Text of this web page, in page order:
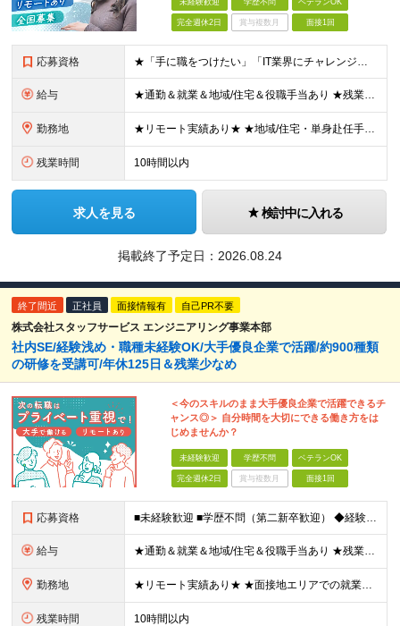
未経験歓迎 学歴不問 ベテランOK
完全週休2日 賞与複数月 面接1回
応募資格 ★「手に職をつけたい」「IT業界にチャレンジしたい」方歓迎！ ■学歴不問 ■IT知識・理系文系不問！未経験・第二新卒OK ★ITサポート・IT事務やエンジニアの経験をお持ちの方は優遇します！ 地方在
給与 ★通勤＆就業＆地域/住宅＆役職手当あり ★残業代は全額支給 ★選べる給与制度あり！ ■東京・神奈川・千葉・埼玉勤務の場合 月給24.5万円～55万円＋諸手当 （残業代は全額支給） (20,000円の
勤務地 ★リモート実績あり★ ★地域/住宅・単身赴任手当などサポートも万全 ★転任費用や寮・社宅制度も完備しています ★勤務地については希望を考慮の上、決定します ★面接地エリアでの就業率92％以上！ 『地
残業時間 10時間以内
求人を見る 検討中に入れる
掲載終了予定日： 2026.08.24
終了間近 正社員 面接情報有 自己PR不要
株式会社スタッフサービス エンジニアリング事業本部
社内SE/経験浅め・職種未経験OK/大手優良企業で活躍/約900種類
の研修を受講可/年休125日＆残業少なめ
＜今のスキルのまま大手優良企業で活躍できるチ
ャンス◎＞ 自分時間を大切にできる働き方をは
じめませんか？
未経験歓迎 学歴不問 ベテランOK
完全週休2日 賞与複数月 面接1回
応募資格 ■未経験歓迎 ■学歴不問（第二新卒歓迎） ◆経験は一切問いません ◆転職回数・ブランク期間も不問 ◆面接というよりは“リラックス面談”です ≪こんな方をお待ちしています≫ ・地道にコツコツ作業が得
給与 ★通勤＆就業＆地域/住宅＆役職手当あり ★残業代は全額支給 ★選べる給与制度あり！ ■東京・神奈川・千葉・埼玉勤務の場合 月給24.5万円～55万円＋諸手当 （残業代は全額支給） (20,000円の
勤務地 ★リモート実績あり★ ★面接地エリアでの就業率92％以上！ 『地元で働きたい』『新天地で挑戦したい』という希望に、業界トップクラス約7,000件の取引事業所数、90,000件以上のプロジェクトから検
残業時間 10時間以内